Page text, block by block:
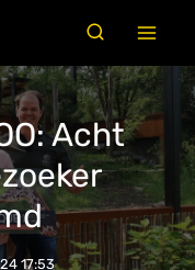
Acht
17:53